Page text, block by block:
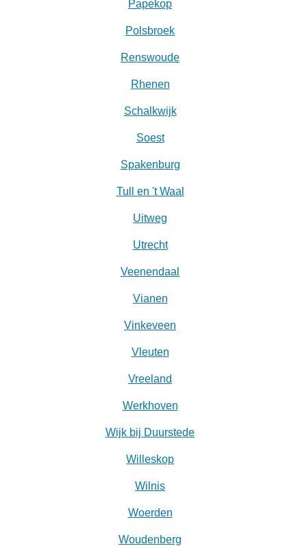
Papekop
Polsbroek
Renswoude
Rhenen
Schalkwijk
Soest
Spakenburg
Tull en 't Waal
Uitweg
Utrecht
Veenendaal
Vianen
Vinkeveen
Vleuten
Vreeland
Werkhoven
Wijk bij Duurstede
Willeskop
Wilnis
Woerden
Woudenberg